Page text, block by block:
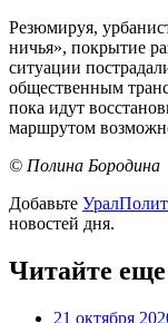
Резюмируя,
ничья», покрытие
ситуации
общественным
пока идут
маршрутом
© Полина Бородина
Добавьте
новостей дня.
Читайте
21 октября